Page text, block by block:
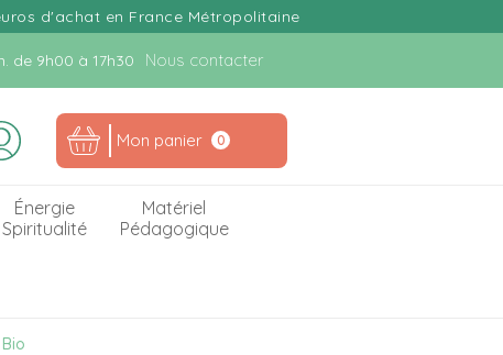
d'achat en France Métropolitaine
de 9h00 à 17h30 Nous contacter
Mon panier 0
Énergie
Spiritualité
Matériel
Pédagogique